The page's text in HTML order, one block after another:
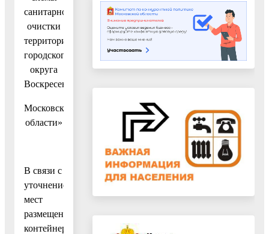
санитарной
очистки
территории
городского
округа
Воскресенск
Московской
области»
В связи с
уточнением
мест
размещения
контейнерных